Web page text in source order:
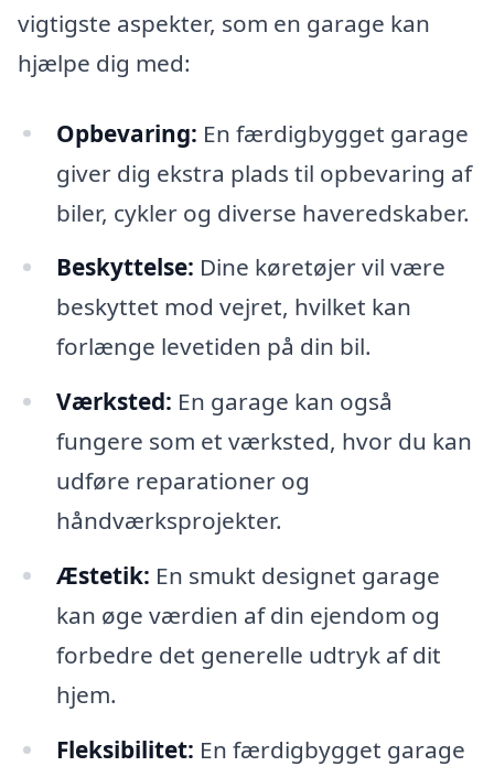
vigtigste aspekter, som en garage kan
hjælpe dig med:
Opbevaring: En færdigbygget garage
giver dig ekstra plads til opbevaring af
biler, cykler og diverse haveredskaber.
Beskyttelse: Dine køretøjer vil være
beskyttet mod vejret, hvilket kan
forlænge levetiden på din bil.
Værksted: En garage kan også
fungere som et værksted, hvor du kan
udføre reparationer og
håndværksprojekter.
Æstetik: En smukt designet garage
kan øge værdien af din ejendom og
forbedre det generelle udtryk af dit
hjem.
Fleksibilitet: En færdigbygget garage